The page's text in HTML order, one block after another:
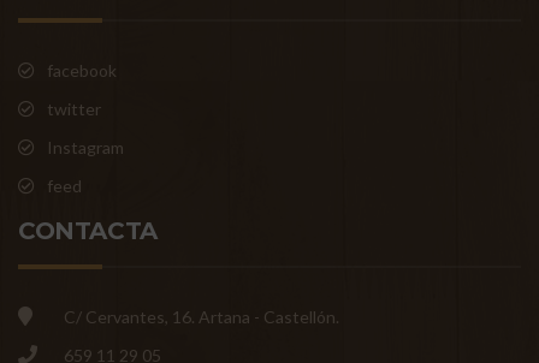
facebook
twitter
Instagram
feed
CONTACTA
C/ Cervantes, 16. Artana - Castellón.
659 11 29 05